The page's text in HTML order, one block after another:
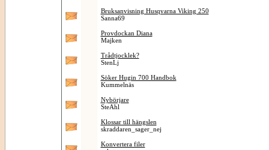
Bruksanvisning Husqvarna Viking 250
Sanna69
Provdockan Diana
Majken
Trådtjocklek?
StenLj
Söker Hugin 700 Handbok
Kummelnäs
Nybörjare
SteAhl
Klossar till hängslen
skraddaren_sager_nej
Konvertera filer